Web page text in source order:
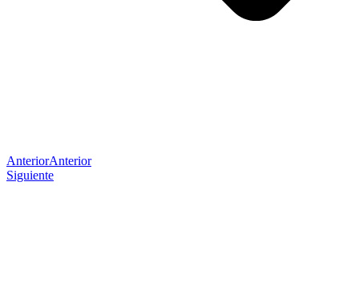
AnteriorAnterior
Siguiente